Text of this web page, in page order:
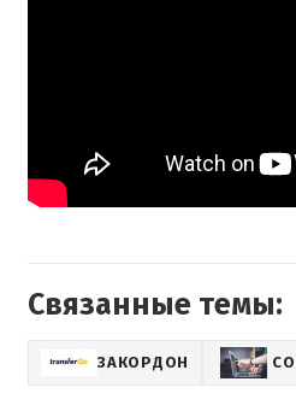
Связанные темы:
ЗАКОРДОН